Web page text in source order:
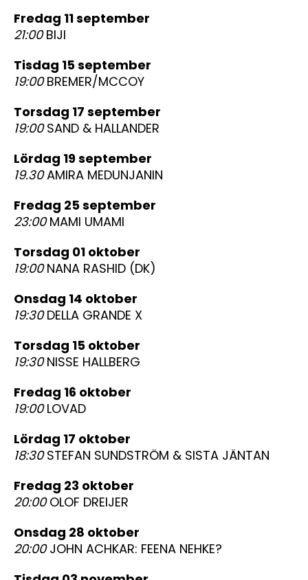
fredag 11 september
21:00BIJI
tisdag 15 september
19:00BREMER/MCCOY
torsdag 17 september
19:00SAND & HALLANDER
lördag 19 september
19.30AMIRA MEDUNJANIN
fredag 25 september
23:00MAMI UMAMI
torsdag 01 oktober
19:00NANA RASHID (DK)
onsdag 14 oktober
19:30DELLA GRANDE X
torsdag 15 oktober
19:30NISSE HALLBERG
fredag 16 oktober
19:00LOVAD
lördag 17 oktober
18:30STEFAN SUNDSTRÖM & SISTA JÄNTAN
fredag 23 oktober
20:00OLOF DREIJER
onsdag 28 oktober
20:00JOHN ACHKAR: FEENA NEHKE?